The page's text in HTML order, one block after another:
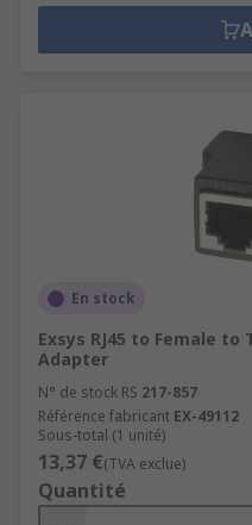
En stock
Exsys RJ45 to Female
Adapter
N° de stock RS 217-857
Référence fabricant EX-49112
Sous-total (1 unité)
13,37 €(TVA exclue)
Quantité